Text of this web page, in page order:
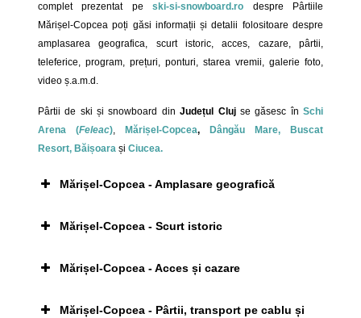
complet prezentat peski-si-snowboard.ro despre Pârtiile
Mărișel-Copcea poți găsi informații și detalii folositoare despre
amplasarea geografica, scurt istoric, acces, cazare, pârtii,
teleferice, program, prețuri, ponturi, starea vremii, galerie foto,
video ș.a.m.d.
Pârtii de ski și snowboard dinJudețul Clujse găsesc în Schi
Arena (Feleac), Mărișel-Copcea, Dângău Mare,
Buscat
Resort, Băișoarași Ciucea.
Mărișel-Copcea - Amplasare geografică
Mărișel-Copcea - Scurt istoric
Mărișel-Copcea - Acces și cazare
Mărișel-Copcea - Pârtii, transport pe cablu și